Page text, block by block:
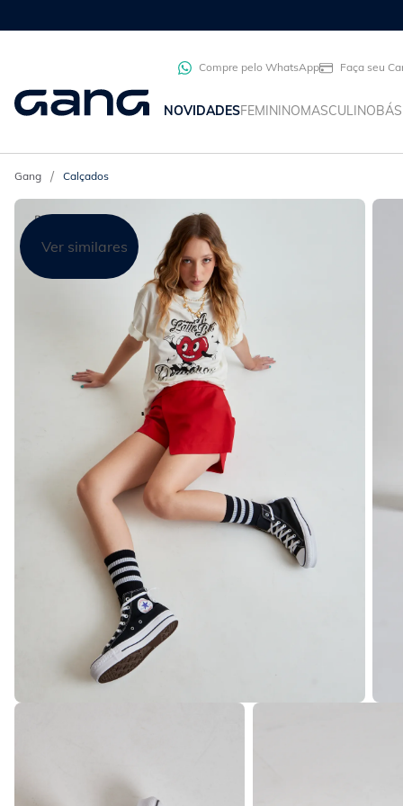
Compre pelo WhatsApp Faça seu
NOVIDADESFEMININOMASCULINO
Calçados
Ver similares